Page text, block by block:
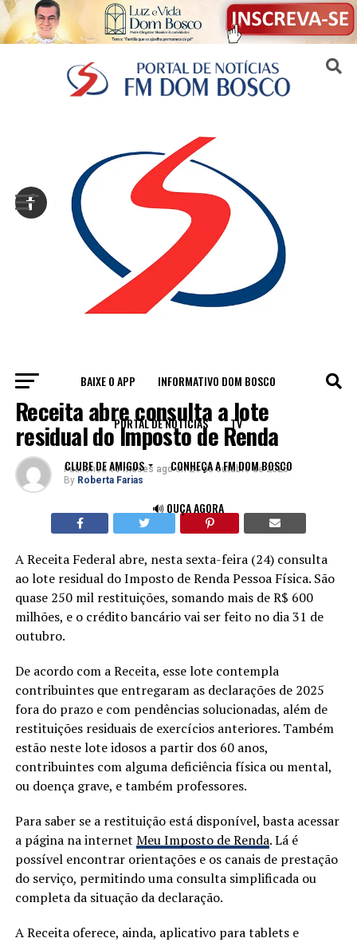
BAIXE O APP INFORMATIVO DOM BOSCO
PORTAL DE NOTÍCIAS TV
CLUBE DE AMIGOS CONHEÇA A FM DOM BOSCO
🔊 OUÇA AGORA
ECONOMIA
Receita abre consulta a lote
residual do Imposto de Renda
Published 10 meses ago on 24 de outubro de 2025
By Roberta Farias
A Receita Federal abre, nesta sexta-feira (24) consulta
ao lote residual do Imposto de Renda Pessoa Física. São
quase 250 mil restituições, somando mais de R$ 600
milhões, e o crédito bancário vai ser feito no dia 31 de
outubro.
De acordo com a Receita, esse lote contempla
contribuintes que entregaram as declarações de 2025
fora do prazo e com pendências solucionadas, além de
restituições residuais de exercícios anteriores. Também
estão neste lote idosos a partir dos 60 anos,
contribuintes com alguma deficiência física ou mental,
ou doença grave, e também professores.
Para saber se a restituição está disponível, basta acessar
a página na internet Meu Imposto de Renda. Lá é
possível encontrar orientações e os canais de prestação
do serviço, permitindo uma consulta simplificada ou
completa da situação da declaração.
A Receita oferece, ainda, aplicativo para tablets e
Sair da versão mobile